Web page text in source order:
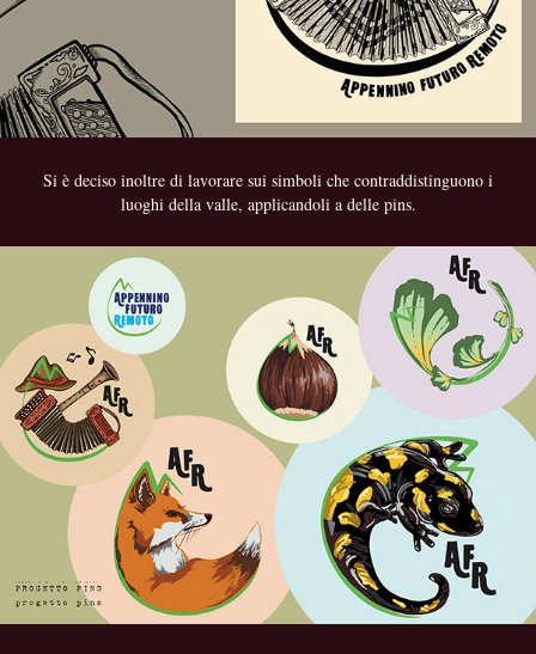
Si è deciso inoltre di lavorare sui simboli che contraddistinguono i
luoghi della valle, applicandoli a delle pins.